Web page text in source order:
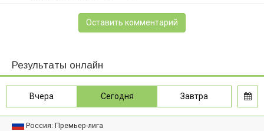
Оставить комментарий
Результаты онлайн
Вчера Сегодня Завтра
Россия: Премьер-лига